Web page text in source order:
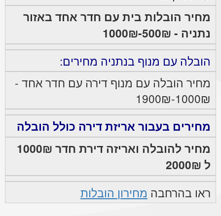
מחיר הובלות בית עם חדר אחד באזור
נתניה - 500₪-1000₪
הובלה עם מנוף בנתניה מחירים:
מחיר הובלה עם מנוף דירה עם חדר אחד -
1000₪-1900₪
מחירים בעבור אריזת דירה כולל הובלה
מחיר להובלה ואריזה דירת חדר 1000₪
ל 2000₪
ראו בהרחבה מחירון הובלות